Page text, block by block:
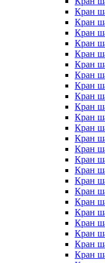
Кран
Кран
Кран
Кран
Кран
Кран
Кран
Кран
Кран
Кран
Кран
Кран
Кран
Кран
Кран
Кран
Кран
Кран
Кран
Кран
Кран
Кран
Кран
Кран